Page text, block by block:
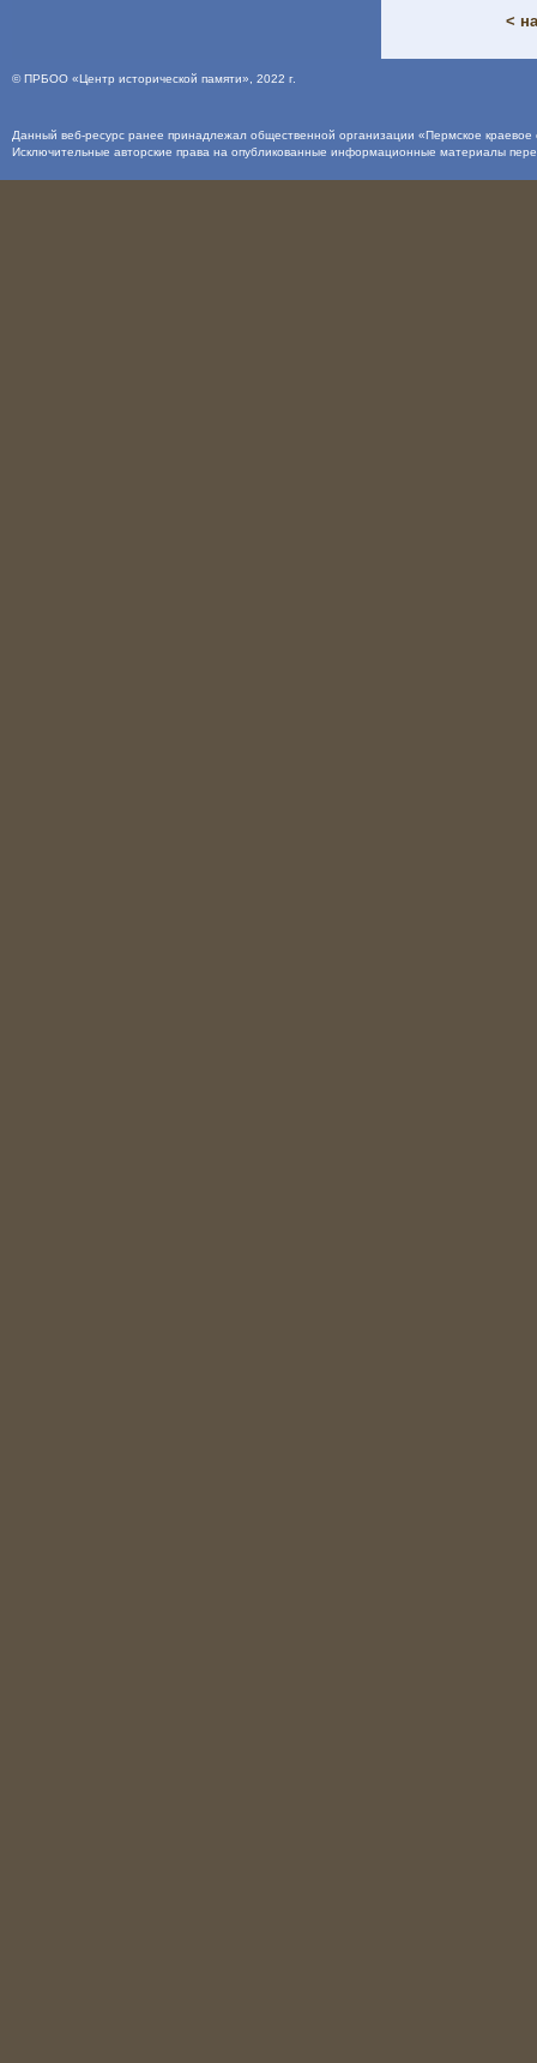
<
©ПРБОО «Центр исторической памяти» , 2022 г.
Данный веб-ресурс ранее принадлежал общественной организации «Пермское
Исключительные авторские права на опубликованные информационные материалы